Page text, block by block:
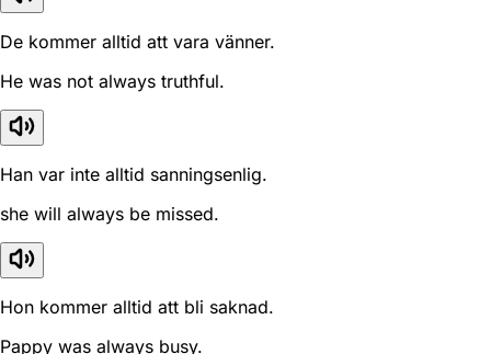
De kommer alltid att vara vänner.
He was not always truthful.
Han var inte alltid sanningsenlig.
she will always be missed.
Hon kommer alltid att bli saknad.
Pappy was always busy.